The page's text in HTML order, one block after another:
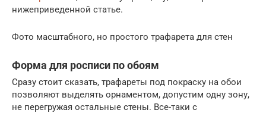
нижеприведенной статье.
Фото масштабного, но простого трафарета для стен
Форма для росписи по обоям
Сразу стоит сказать, трафареты под покраску на обои
позволяют выделять орнаментом, допустим одну зону,
не перегружая остальные стены. Все-таки с